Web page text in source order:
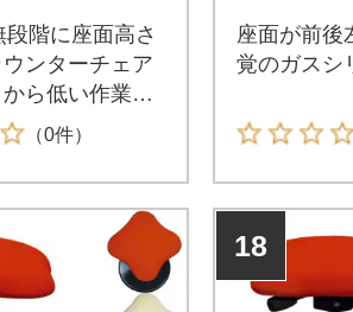
階に座面高さ
ンターチェア
ら低い作業ま
目的に使えま
（0件）
座面が前後
覚のガスシ
18